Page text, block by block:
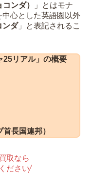
ンダ）
」とはモナ
心とした英語圏以外
ンダ」と表記されるこ
リアル」の概要
長国連邦）
取なら
ださい